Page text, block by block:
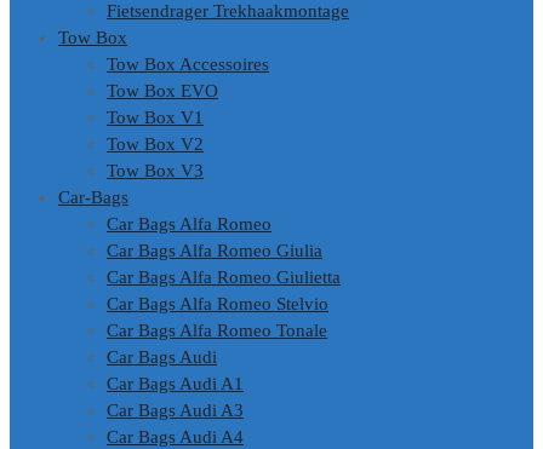
Fietsendrager Trekhaakmontage
Tow Box
Tow Box Accessoires
Tow Box EVO
Tow Box V1
Tow Box V2
Tow Box V3
Car-Bags
Car Bags Alfa Romeo
Car Bags Alfa Romeo Giulia
Car Bags Alfa Romeo Giulietta
Car Bags Alfa Romeo Stelvio
Car Bags Alfa Romeo Tonale
Car Bags Audi
Car Bags Audi A1
Car Bags Audi A3
Car Bags Audi A4